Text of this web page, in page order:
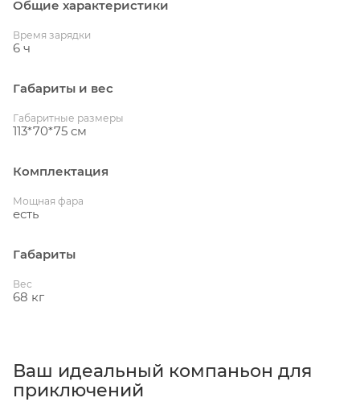
Общие характеристики
Время зарядки
6 ч
Габариты и вес
Габаритные размеры
113*70*75 см
Комплектация
Мощная фара
есть
Габариты
Вес
68 кг
Ваш идеальный компаньон для
приключений